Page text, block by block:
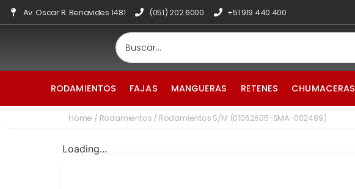
Av. Oscar R. Benavides 1481 (051) 202 6000 +51 919 440 400
RODAMIENTOS FAJAS MANGUERAS RETENES CHUMACERAS
Home / Rodamientos / Rodamientos S/M (01062605-SMA-002489)
Loading...